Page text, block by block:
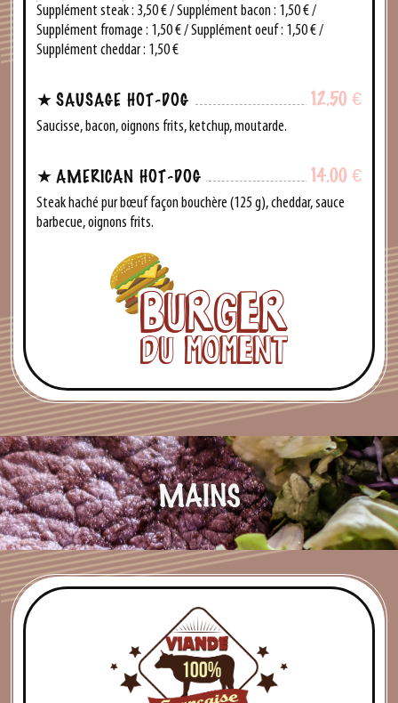
Supplément steak: 3,50 € / Supplément bacon : 1,50 € /
Supplément fromage : 1,50 € / Supplément oeuf: 1,50 € /
Supplément cheddar: 1,50 €
12.50 €
SAUSAGE HOT-DOG
Saucisse, bacon, oignons frits, ketchup, moutarde.
14.00 €
AMERICAN HOT-DOG
Steak haché pur bœuf façon bouchère (125 g), cheddar, sauce
barbecue, oignons frits.
MAINS